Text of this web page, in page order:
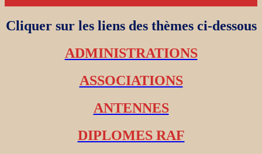
Cliquer sur les liens des thèmes ci-dessous
ADMINISTRATIONS
ASSOCIATIONS
ANTENNES
DIPLOMES RAF